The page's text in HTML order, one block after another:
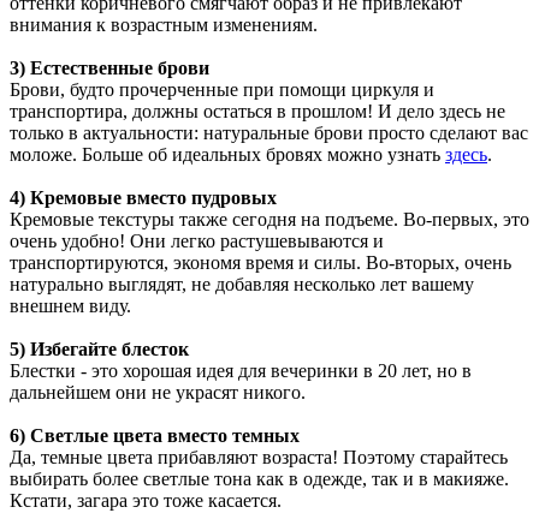
внимания к возрастным изменениям.
3) Естественные брови
Брови, будто прочерченные при помощи циркуля и
транспортира, должны остаться в прошлом! И дело здесь не
только в актуальности: натуральные брови просто сделают вас
моложе. Больше об идеальных бровях можно узнать здесь.
4) Кремовые вместо пудровых
Кремовые текстуры также сегодня на подъеме. Во-первых, это
очень удобно! Они легко растушевываются и
транспортируются, экономя время и силы. Во-вторых, очень
натурально выглядят, не добавляя несколько лет вашему
внешнем виду.
5) Избегайте блесток
Блестки - это хорошая идея для вечеринки в 20 лет, но в
дальнейшем они не украсят никого.
6) Светлые цвета вместо темных
Да, темные цвета прибавляют возраста! Поэтому старайтесь
выбирать более светлые тона как в одежде, так и в макияже.
Кстати, загара это тоже касается.